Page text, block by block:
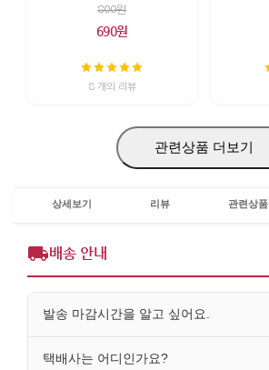
800원
690원
8 개의 리뷰
관련상품 더보기
상세보기 리뷰 관련상품
배송 안내
발송 마감시간을 알고 싶어요.
택배사는 어디인가요?